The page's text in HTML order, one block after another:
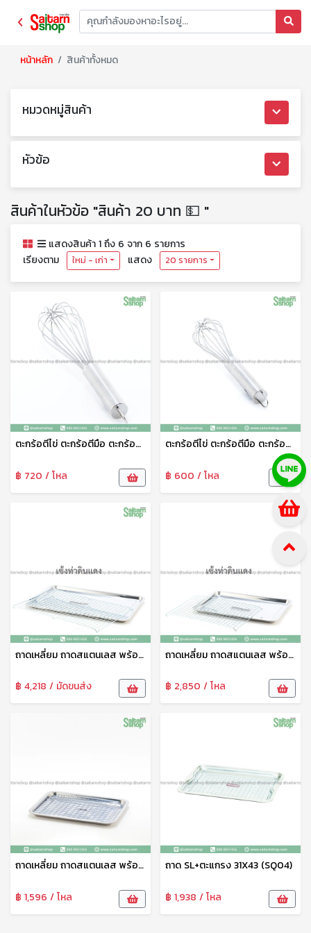
หน้าหลัก สินค้าทั้งหมด
หมวดหมู่สินค้า
หัวข้อ
สินค้าในหัวข้อ "สินค้า 20 บาท 💵 "
แสดงสินค้า 1 ถึง 6 จาก 6 รายการ
เรียงตาม
ใหม่ - เก่า แสดง 20 รายการ
ตะกร้อตีไข่ ตะกร้อตีมือ ตะกร้อตีครีม ที่ตีไข่ ตะกร้าตีไข่สแตนเลส อเนกประสงค์ 12 นิ้ว V-ONE
฿ 720 / โหล
ตะกร้อตีไข่ ตะกร้อตีมือ ตะกร้อตีครีม ที่ตีไข่ ตะกร้าตีไข่สแตนเลส อเนกประสงค์ 9 นิ้ว V-ONE
฿ 600 / โหล
ถาดเหลี่ยม ถาดสแตนเลส พร้อมตะแกรงสแตนเลส 50X35 (SQ07) V-ONE
฿ 4,218 / มัดขนส่ง
ถาดเหลี่ยม ถาดสแตนเลส พร้อมตะแกรงสแตนเลส 60X40 (SQ06) V-ONE
฿ 2,850 / โหล
ถาดเหลี่ยม ถาดสแตนเลส พร้อมตะแกรงสแตนเลส 27X36 (SQ05) V-ONE
฿ 1,596 / โหล
ถาด SL+ตะแกรง 31X43 (SQ04)
฿ 1,938 / โหล